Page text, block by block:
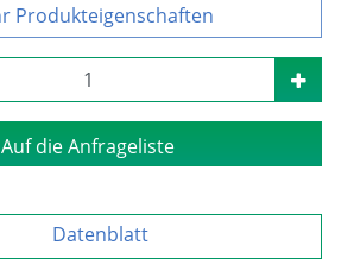
Produkteigenschaften
Auf die Anfrageliste
Datenblatt